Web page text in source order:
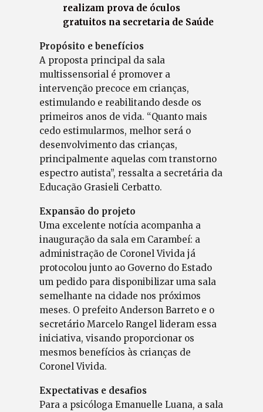
realizam prova de óculos
gratuitos na secretaria de Saúde
Propósito e benefícios
A proposta principal da sala
multissensorial é promover a
intervenção precoce em crianças,
estimulando e reabilitando desde os
primeiros anos de vida. “Quanto mais
cedo estimularmos, melhor será o
desenvolvimento das crianças,
principalmente aquelas com transtorno
espectro autista”, ressalta a secretária da
Educação Grasieli Cerbatto.
Expansão do projeto
Uma excelente notícia acompanha a
inauguração da sala em Carambeí: a
administração de Coronel Vivida já
protocolou junto ao Governo do Estado
um pedido para disponibilizar uma sala
semelhante na cidade nos próximos
meses. O prefeito Anderson Barreto e o
secretário Marcelo Rangel lideram essa
iniciativa, visando proporcionar os
mesmos benefícios às crianças de
Coronel Vivida.
Expectativas e desafios
Para a psicóloga Emanuelle Luana, a sala